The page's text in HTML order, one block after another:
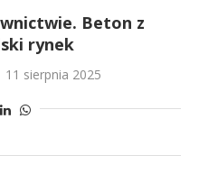
Beton z
rynek
11 sierpnia 2025